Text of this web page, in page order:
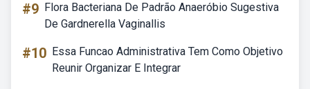
#9 Flora Bacteriana De Padrão Anaeróbio Sugestiva
De Gardnerella Vaginallis
#10 Essa Funcao Administrativa Tem Como Objetivo
Reunir Organizar E Integrar